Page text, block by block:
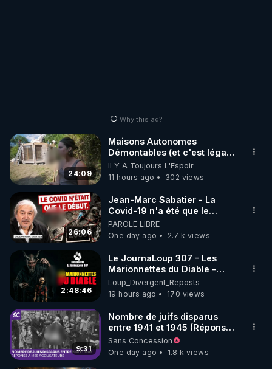
Why this ad?
24:09
Maisons Autonomes
Démontables (et c'est légal).
Visite éco village en
Bretagne
Il Y A Toujours L'Espoir
11 hours ago
302 views
26:06
Jean-Marc Sabatier - La
Covid-19 n'a été que le
début - L'ARNm & l'ARNm-aa
jusqu où auront-t-il ?
PAROLE LIBRE
One day ago
2.7 k views
2:48:46
Le JournaLoup 307 - Les
Marionnettes du Diable -
Loup Divergent 2026.08.07
Loup_Divergent_Reposts
19 hours ago
170 views
9:31
Nombre de juifs disparus
entre 1941 et 1945 (Réponse
à mes accusateurs)
Sans Concession
One day ago
1.8 k views